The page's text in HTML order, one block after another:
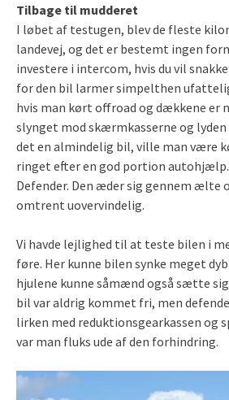
Tilbage til mudderet
I løbet af testugen, blev de fleste
landevej, og det er bestemt ingen
investere i intercom, hvis du vil
for den bil larmer simpelthen
hvis man kørt offroad og dækkene er
slynget mod skærmkasserne og
det en almindelig bil, ville man være
ringet efter en god portion autohjælp.
Defender. Den æder sig gennem ælte
omtrent uovervindelig.
Vi havde lejlighed til at teste bilen i
føre. Her kunne bilen synke meget
hjulene kunne såmænd også sætte
bil var aldrig kommet fri, men
lirken med reduktionsgearkassen og
var man fluks ude af den forhindring.